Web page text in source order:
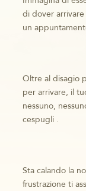
di dover
un
Oltre al disagio
per arrivare, il
nessuno,
cespugli .
Sta calando la
frustrazione ti